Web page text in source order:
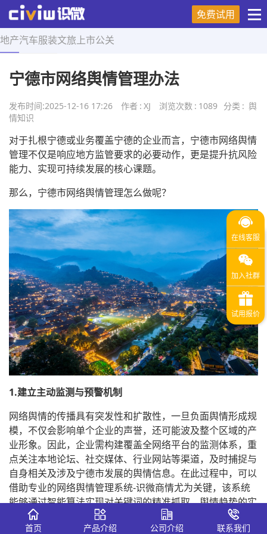
免费试用
地产汽车服装文旅 上市公关
首页 > 舆情知识 > 正文
宁德市网络舆情管理办法
发布时间:2025-12-16 17:26 作者 : XJ 浏览次数 : 1089 分类 : 舆
情知识
对于扎根宁德或业务覆盖宁德的企业而言，宁德市网络舆情
管理不仅是响应地方监管要求的必要动作，更是提升抗风险
能力、实现可持续发展的核心课题。
那么，宁德市网络舆情管理怎么做呢？
1.建立主动监测与预警机制
网络舆情的传播具有突发性和扩散性，一旦负面舆情形成规
模，不仅会影响单个企业的声誉，还可能波及整个区域的产
业形象。因此，企业需构建覆盖全网络平台的监测体系，重
点关注本地论坛、社交媒体、行业网站等渠道，及时捕捉与
自身相关及涉及宁德市发展的舆情信息。在此过程中，可以
借助专业的网络舆情管理系统-识微商情尤为关键，该系统
能够通过智能算法实现对关键词的精准抓取、舆情趋势的实
时追踪和风险等级的自动评估，帮助企业在第一时间发现潜
在舆情隐患，为后续应对争取宝贵时间。
首页 产品介绍 公司介绍 联系我们